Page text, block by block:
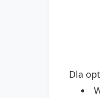
Dla